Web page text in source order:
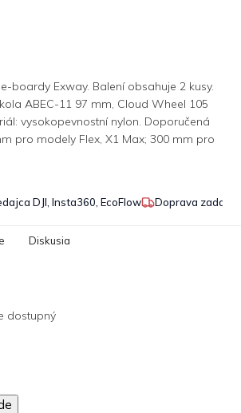
boardy Exway. Balení obsahuje 2 kusy.
ABEC-11 97 mm, Cloud Wheel 105
vysokopevnostní nylon. Doporučená
pro modely Flex, X1 Max; 300 mm pro
DJI, Insta360, EcoFlow Doprava
Diskusia
dostupný